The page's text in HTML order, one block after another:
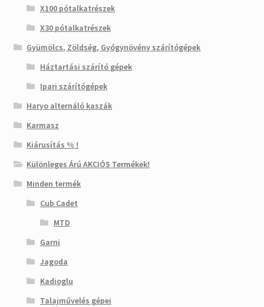
X100 pótalkatrészek
X30 pótalkatrészek
Gyümölcs, Zöldség, Gyógynövény szárítógépek
Háztartási szárító gépek
Ipari szárítógépek
Haryo alternáló kaszák
Karmasz
Kiárusítás % !
Különleges Árú AKCIÓS Termékek!
Minden termék
Cub Cadet
MTD
Garni
Jagoda
Kadioglu
Talajművelés gépei